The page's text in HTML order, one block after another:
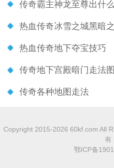
传奇霸主神龙至尊出什
热血传奇冰雪之城黑暗
热血传奇地下夺宝技巧
传奇地下宫殿暗门走法
传奇各种地图走法
Copyright 2015-2026 60kf.com All
有
鄂ICP备